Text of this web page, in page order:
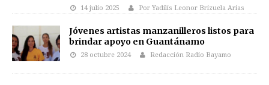
14 julio 2025 Por Yadilis Leonor Brizuela Arias
Jóvenes artistas manzanilleros listos para
brindar apoyo en Guantánamo
28 octubre 2024 Redacción Radio Bayamo